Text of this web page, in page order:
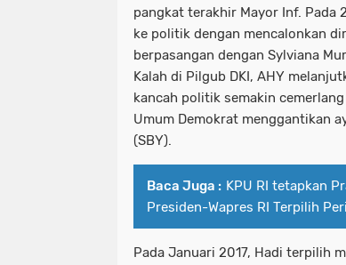
pangkat terakhir Mayor Inf. Pada
ke politik dengan mencalonkan
berpasangan dengan Sylviana
Kalah di Pilgub DKI, AHY
kancah politik semakin
Umum Demokrat menggantikan
(SBY).
Baca Juga : KPU RI tetapkan
Presiden-Wapres RI Terpilih
Pada Januari 2017, Hadi terpilih